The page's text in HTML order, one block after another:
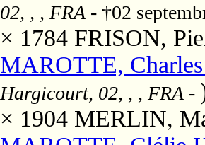
02, , , FRA - †02
× 1784 FRISON,
MAROTTE,
Hargicourt, 02, , , FRA -
× 1904 MERLIN,